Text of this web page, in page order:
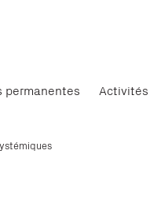
permanentes Activités